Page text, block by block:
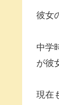
彼女
中学
が彼
現在